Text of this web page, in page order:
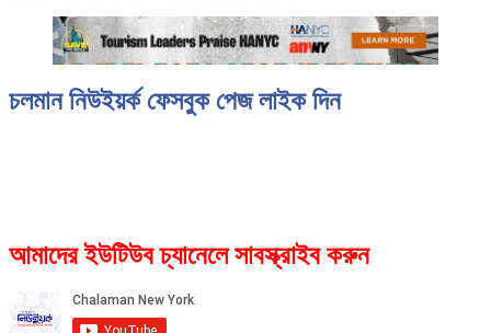
চলমান নিউইয়র্ক ফেসবুক পেজ লাইক দিন
আমাদের ইউটিউব চ্যানেলে সাবস্ক্রাইব করুন